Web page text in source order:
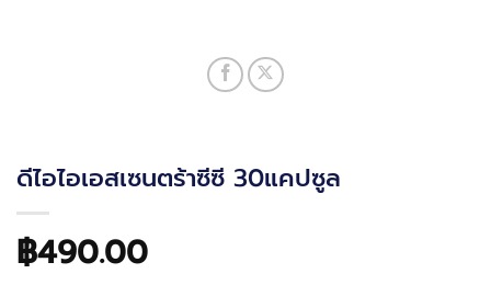
ดีไอไอเอสเซนตร้าซีซี 30แคปซูล
฿490.00